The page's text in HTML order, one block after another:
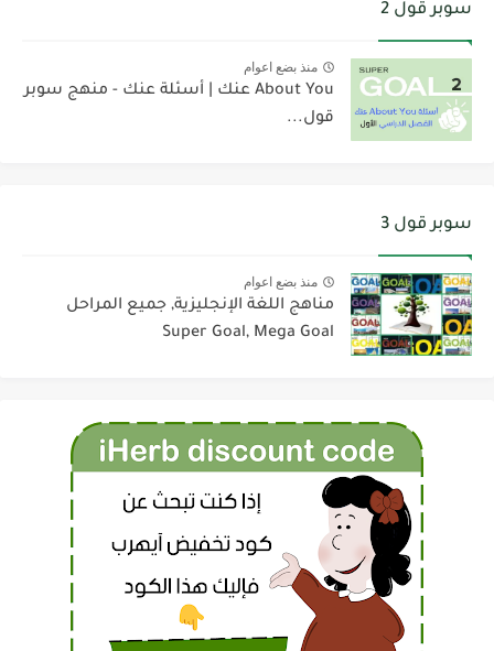
سوبر قول 2
منذ بضع اعوام
About You عنك | أسئلة عنك - منهج سوبر
قول...
سوبر قول 3
منذ بضع اعوام
مناهج اللغة الإنجليزية, جميع المراحل
Super Goal, Mega Goal